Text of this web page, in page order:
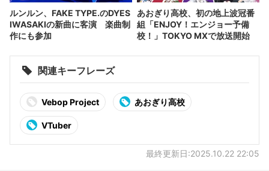
ルンルン、FAKE TYPE.のDYES
IWASAKIの新曲に客演 楽曲制
作にも参加
あおぎり高校、初の地上波冠番
組「ENJOY！エンジョー予備
校！」TOKYO MXで放送開始
関連キーフレーズ
Vebop Project あおぎり高校
VTuber
最終更新日:2025.10.22 22:05